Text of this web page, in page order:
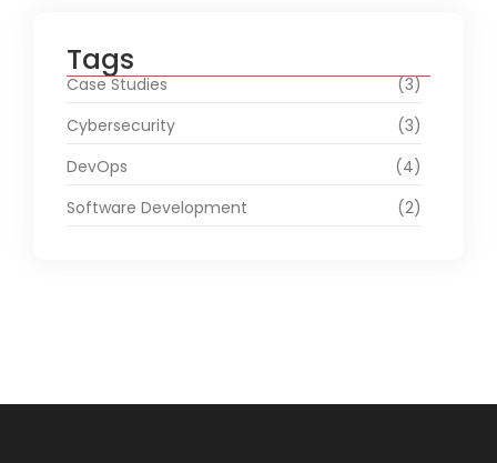
Tags
Case Studies
(3)
Cybersecurity
(3)
DevOps
(4)
Software Development
(2)